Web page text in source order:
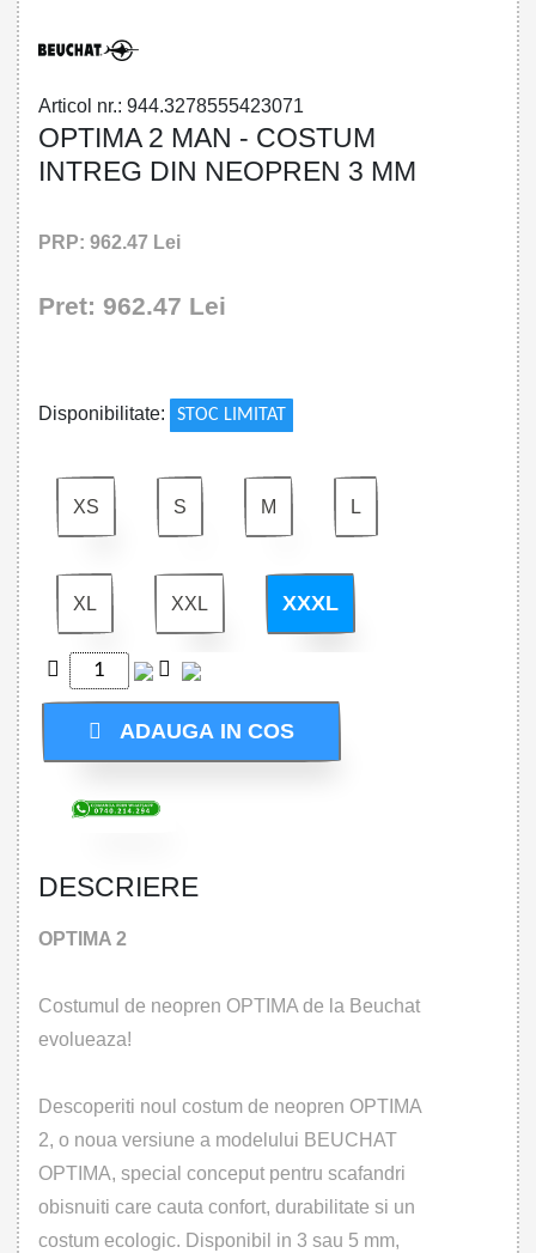
Articol nr.: 944.3278555423071
OPTIMA 2 MAN - COSTUM
INTREG DIN NEOPREN 3 MM
PRP: 962.47 Lei
Pret: 962.47 Lei
Disponibilitate: STOC LIMITAT
XS S M L
XL XXL XXXL
ADAUGA IN COS
DESCRIERE
OPTIMA 2
Costumul de neopren OPTIMA de la Beuchat
evolueaza!
Descoperiti noul costum de neopren OPTIMA
2, o noua versiune a modelului BEUCHAT
OPTIMA, special conceput pentru scafandri
obisnuiti care cauta confort, durabilitate si un
costum ecologic. Disponibil in 3 sau 5 mm,